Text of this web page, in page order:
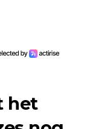
het